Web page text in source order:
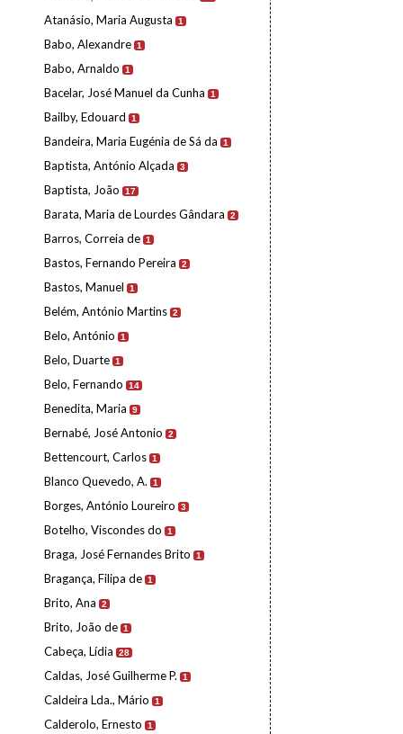
Atanásio, Maria Augusta 1
Babo, Alexandre 1
Babo, Arnaldo 1
Bacelar, José Manuel da Cunha 1
Bailby, Edouard 1
Bandeira, Maria Eugénia de Sá da 1
Baptista, António Alçada 3
Baptista, João 17
Barata, Maria de Lourdes Gândara 2
Barros, Correia de 1
Bastos, Fernando Pereira 2
Bastos, Manuel 1
Belém, António Martins 2
Belo, António 1
Belo, Duarte 1
Belo, Fernando 14
Benedita, Maria 9
Bernabé, José Antonio 2
Bettencourt, Carlos 1
Blanco Quevedo, A. 1
Borges, António Loureiro 3
Botelho, Viscondes do 1
Braga, José Fernandes Brito 1
Bragança, Filipa de 1
Brito, Ana 2
Brito, João de 1
Cabeça, Lídia 28
Caldas, José Guilherme P. 1
Caldeira Lda., Mário 1
Calderolo, Ernesto 1